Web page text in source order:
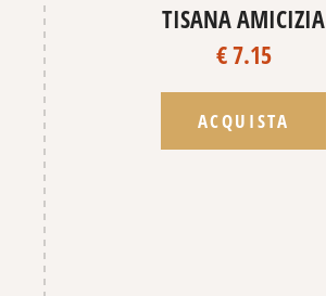
TISANA AMICIZIA
€ 7.15
ACQUISTA